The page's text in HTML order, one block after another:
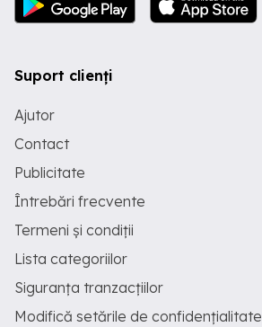
Suport clienți
Ajutor
Contact
Publicitate
Întrebări frecvente
Termeni și condiții
Lista categoriilor
Siguranța tranzacțiilor
Modifică setările de confidențialitate